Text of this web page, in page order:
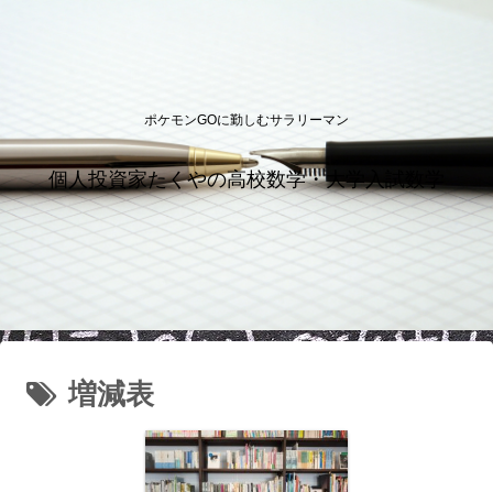
ポケモンGOに勤しむサラリーマン
個人投資家たくやの高校数学・大学入試数学
増減表